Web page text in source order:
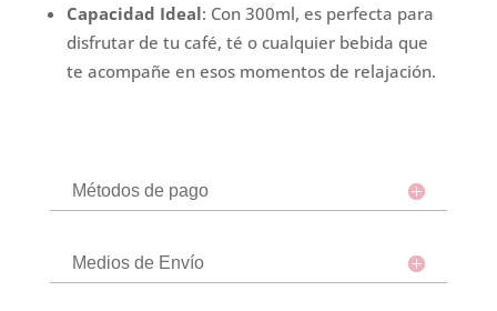
Capacidad Ideal: Con 300ml, es perfecta para
disfrutar de tu café, té o cualquier bebida que
te acompañe en esos momentos de relajación.
Métodos de pago
Medios de Envío